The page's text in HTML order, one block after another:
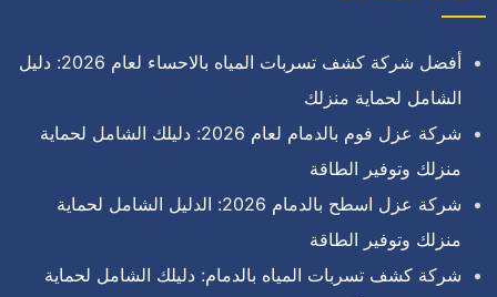
أفضل شركة كشف تسربات المياه بالاحساء لعام 2026: دليل
الشامل لحماية منزلك
شركة عزل فوم بالدمام لعام 2026: دليلك الشامل لحماية
منزلك وتوفير الطاقة
شركة عزل اسطح بالدمام 2026: الدليل الشامل لحماية
منزلك وتوفير الطاقة
شركة كشف تسربات المياه بالدمام: دليلك الشامل لحماية